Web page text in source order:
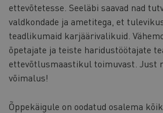
ettevõtetesse. Seeläbi saavad nad
valdkondade ja ametitega, et
teadlikumaid karjäärivalikuid.
õpetajate ja teiste haridustöötajate
ettevõtlusmaastikul toimuvast. Just
võimalus!
Õppekäigule on oodatud osalema